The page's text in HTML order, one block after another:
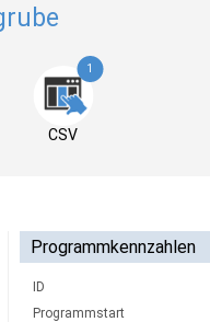
1
CSV
Programmkennzahlen
ID
Programmstart